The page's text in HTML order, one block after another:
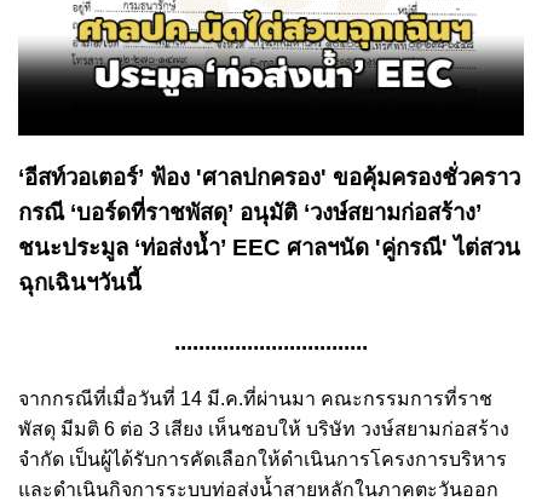
‘อีสท์วอเตอร์’ ฟ้อง 'ศาลปกครอง' ขอคุ้มครองชั่วคราว
กรณี ‘บอร์ดที่ราชพัสดุ’ อนุมัติ ‘วงษ์สยามก่อสร้าง’
ชนะประมูล ‘ท่อส่งน้ำ’ EEC ศาลฯนัด 'คู่กรณี' ไต่สวน
ฉุกเฉินฯวันนี้
................................
จากกรณีที่เมื่อวันที่ 14 มี.ค.ที่ผ่านมา คณะกรรมการที่ราช
พัสดุ มีมติ 6 ต่อ 3 เสียง เห็นชอบให้ บริษัท วงษ์สยามก่อสร้าง
จำกัด เป็นผู้ได้รับการคัดเลือกให้ดำเนินการโครงการบริหาร
และดำเนินกิจการระบบท่อส่งน้ำสายหลักในภาคตะวันออก